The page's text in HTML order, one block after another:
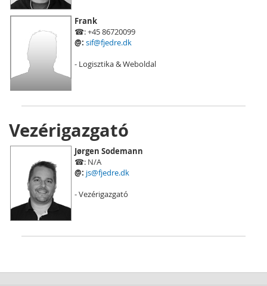
Frank
☎: +45 86720099
@: sif@fjedre.dk
- Logisztika & Weboldal
Vezérigazgató
Jørgen Sodemann
☎: N/A
@: js@fjedre.dk
- Vezérigazgató